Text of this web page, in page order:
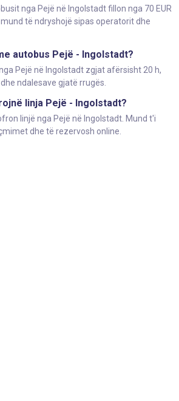
nga Pejë në Ingolstadt fillon nga 70 EUR
të ndryshojë sipas operatorit dhe
autobus Pejë - Ingolstadt?
Pejë në Ingolstadt zgjat afërsisht 20 h,
ndalesave gjatë rrugës.
linja Pejë - Ingolstadt?
linjë nga Pejë në Ingolstadt. Mund t'i
dhe të rezervosh online.